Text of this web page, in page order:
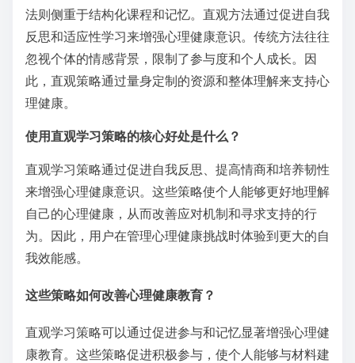
法则侧重于结构化课程和记忆。直观方法通过促进自我
反思和适应性学习来增强心理健康意识。传统方法往往
忽视个体的情感背景，限制了参与度和个人成长。因
此，直观策略通过量身定制的资源和整体理解来支持心
理健康。
使用直观学习策略的核心好处是什么？
直观学习策略通过促进自我反思、提高情商和培养韧性
来增强心理健康意识。这些策略使个人能够更好地理解
自己的心理健康，从而改善应对机制和寻求支持的行
为。因此，用户在管理心理健康挑战时体验到更大的自
我效能感。
这些策略如何改善心理健康教育？
直观学习策略可以通过促进参与和记忆显著增强心理健
康教育。这些策略促进积极参与，使个人能够与材料建